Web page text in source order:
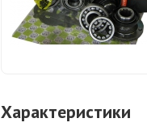
Характеристики